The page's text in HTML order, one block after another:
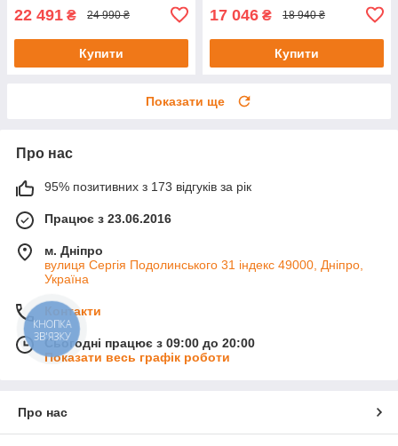
22 491 ₴ 24 990 ₴
Купити
17 046 ₴ 18 940 ₴
Купити
Показати ще
Про нас
95% позитивних з 173 відгуків за рік
Працює з 23.06.2016
м. Дніпро
вулиця Сергія Подолинського 31 індекс 49000, Дніпро,
Україна
Контакти
Сьогодні працює з 09:00 до 20:00
Показати весь графік роботи
Про нас
КНОПКА
ЗВ'ЯЗКУ